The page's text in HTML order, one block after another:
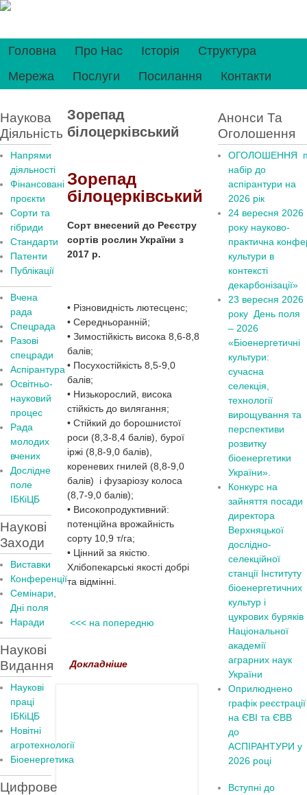
Головна Про Нас Історія
Структура
Мережа
Послуги Посилання Контакти
Зорепад
білоцерківський
Зорепад
білоцерківський
Сорт внесений до Реєстру
сортів рослин України з
2017 р.
• Різновидність лютесценс;
• Середньоранній;
• Зимостійкість висока 8,6-8,8
балів;
• Посухостійкість 8,5-9,0
балів;
• Низькорослий, висока
стійкість до вилягання;
• Стійкий до борошнистої
роси (8,3-8,4 балів), бурої
іржі (8,8-9,0 балів),
кореневих гнилей (8,8-9,0
балів) і фузаріозу колоса
(8,7-9,0 балів);
• Високопродуктивний:
потенційна врожайність
сорту 10,9 т/га;
• Цінний за якістю.
Хлібопекарські якості добрі
та відмінні.
<<< на попередню
Докладніше
Наукова
Діяльність
Напрями
діяльності
Фінансовані
проєкти
Сорти та
гібриди
Стандарти
Патенти
Публікації
Вчена
рада
Спецрада
Разові
спецради
Аспірантура
Освітньо-
науковий
процес
Рада
молодих
вчених
Дослідне
поле
ІБКіЦБ
Наукові
Заходи
Виставки
Конференції
Семінари,
Дні поля
Наради
Наукові
Видання
Наукові
праці
ІБКіЦБ
Новітні
агротехнології
Бiоенергетика
Цифрове
Анонси Та
Оголошення
ОГОЛОШЕННЯ
набір до
аспірантури на
2026 рік
24 вересня 2026
року науково-
практична
культури в
контексті
декарбонізації»
23 вересня 2026
року День поля
– 2026
«Біоенергетичні
культури:
сучасна
селекція,
технології
вирощування та
перспективи
розвитку
біоенергетики
України».
Конкурс на
зайняття посади
директора
Верхняцької
дослідно-
селекційної
станції Інституту
біоенергетичних
культур і
цукрових буряків
Національної
академії
аграрних наук
України
Оприлюднено
графік реєстрації
на ЄВІ та ЄВВ
до
АСПІРАНТУРИ у
2026 році
Вступні до